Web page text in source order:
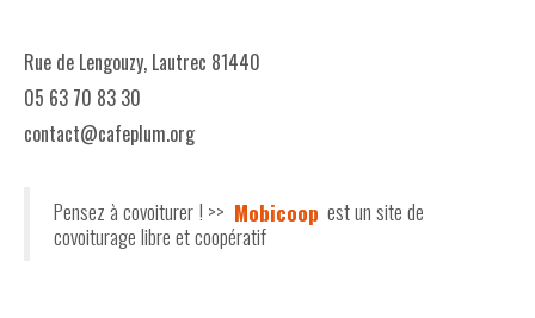
Rue de Lengouzy, Lautrec 81440
05 63 70 83 30
contact@cafeplum.org
Pensez à covoiturer ! >> Mobicoop est un site de
covoiturage libre et coopératif